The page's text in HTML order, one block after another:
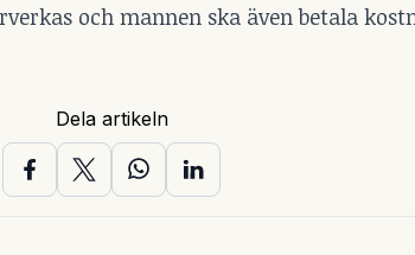
och mannen ska även betala
Dela artikeln